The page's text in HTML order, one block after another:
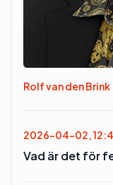
Rolf van den Brink
2026-04-02,
Vad är det för